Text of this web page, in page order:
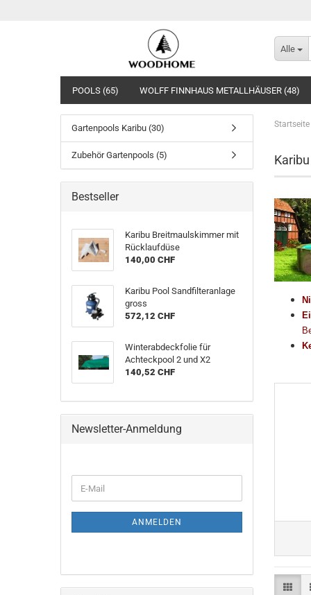
Alle
POOLS (65) WOLFF FINNHAUS METALLHÄUSER (48)
Startseite
Gartenpools Karibu (30)
Zubehör Gartenpools (5)
Bestseller
Karibu Breitmaulskimmer mit
Rücklaufdüse
140,00 CHF
Karibu Pool Sandfilteranlage
gross
572,12 CHF
Winterabdeckfolie für
Achteckpool 2 und X2
140,52 CHF
Newsletter-Anmeldung
E-
Mail
ANMELDEN